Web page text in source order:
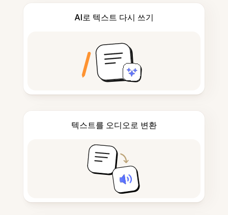
AI로 텍스트 다시 쓰기
텍스트를 오디오로 변환